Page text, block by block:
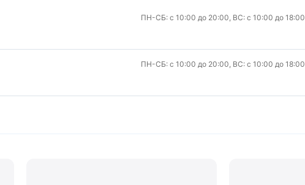
ПН-СБ: с 10:00 до 20:00, ВС: с 10:00 до 18:00
ПН-СБ: с 10:00 до 20:00, ВС: с 10:00 до 18:00